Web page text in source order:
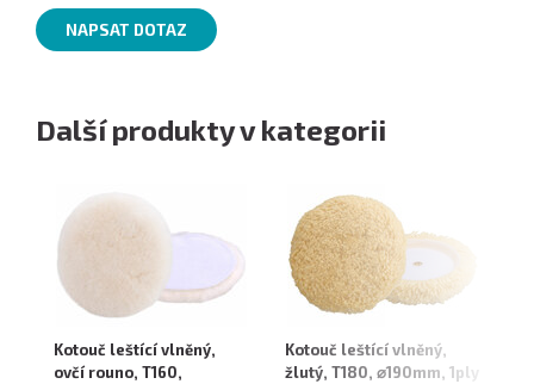
NAPSAT DOTAZ
Další produkty v kategorii
Kotouč leštící vlněný,
ovčí rouno, T160,
Kotouč leštící vlněný,
žlutý, T180, ⌀190mm, 1ply